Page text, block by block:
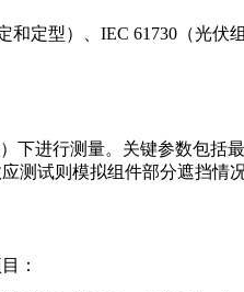
定型）、IEC 61730（光
下进行测量。关键参数包
测试则模拟组件部分遮挡
：